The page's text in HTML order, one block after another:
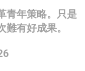
青年策略。只是
有好成果。